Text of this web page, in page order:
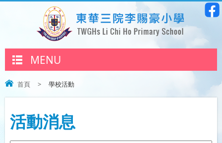
MENU
首頁 > 學校活動
活動消息